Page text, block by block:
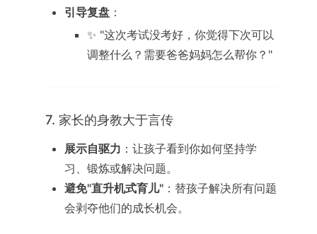
引导复盘 ：
✨ "这次考试没考好，你觉得下次可以
调整什么？需要爸爸妈妈怎么帮你？"
7. 家长的身教大于言传
展示自驱力 ：让孩子看到你如何坚持学
习、锻炼或解决问题。
避免"直升机式育儿" ：替孩子解决所有问题
会剥夺他们的成长机会。